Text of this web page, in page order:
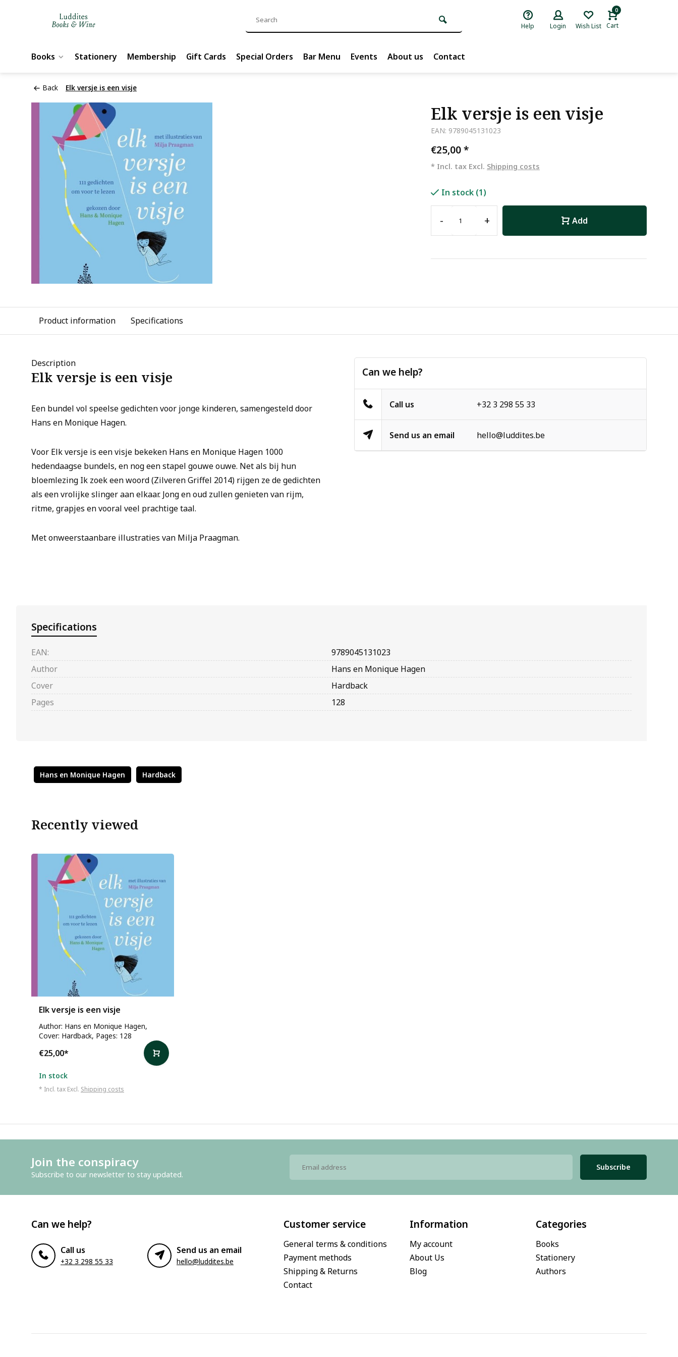
Help Login Wish List
0
Cart
Books Stationery Membership Gift Cards Special Orders Bar Menu Events About us Contact
Back Elk versje is een visje
Elk versje is een visje
EAN: 9789045131023
€25,00*
* Incl. tax Excl. Shipping costs
In stock (1)
- + Add
Product information Specifications
Description
Elk versje is een visje
Een bundel vol speelse gedichten voor jonge kinderen, samengesteld door
Hans en Monique Hagen.
Voor Elk versje is een visje bekeken Hans en Monique Hagen 1000
hedendaagse bundels, en nog een stapel gouwe ouwe. Net als bij hun
bloemlezing Ik zoek een woord(Zilveren Griffel 2014) rijgen ze de gedichten
als een vrolijke slinger aan elkaar. Jong en oud zullen genieten van rijm,
ritme, grapjes en vooral veel prachtige taal.
Met onweerstaanbare illustraties van Milja Praagman.
Can we help?
Call us +32 3 298 55 33
Send us an email hello@luddites.be
Specifications
EAN:
9789045131023
Author
Hans en Monique Hagen
Cover
Hardback
Pages
128
Hans en Monique Hagen Hardback
Recently viewed
Elk versje is een visje
Author: Hans en Monique Hagen,
Cover: Hardback, Pages: 128
€25,00*
In stock
* Incl. tax Excl. Shipping costs
Join the conspiracy
Subscribe to our newsletter to stay updated.
Subscribe
Can we help?
Call us
+32 3 298 55 33
Send us an email
hello@luddites.be
Customer service
General terms & conditions
Payment methods
Shipping & Returns
Contact
Information
My account
About Us
Blog
Categories
Books
Stationery
Authors